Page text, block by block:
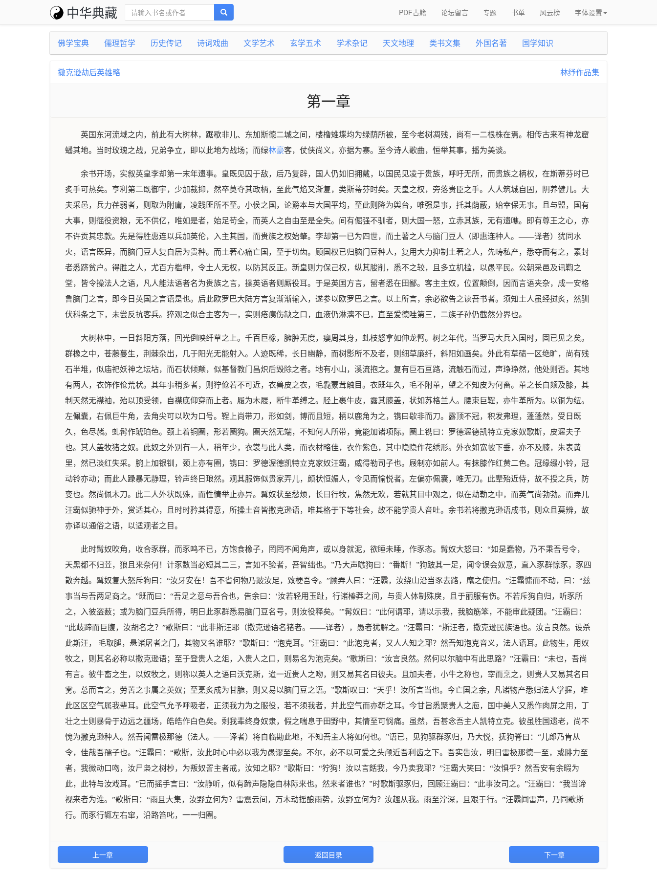
中华典藏 PDF古籍 论坛留言 专题 书单 风云榜 字体设置
佛学宝典 儒理哲学 历史传记 诗词戏曲 文学艺术 玄学五术 学术杂记 天文地理 类书文集 外国名著 国学知识
撒克逊劫后英雄略 林纾作品集
第一章
英国东河流域之内，前此有大树林，踞歇非儿、东加斯德二城之间，楼橹雉堞均为绿荫所被，至今老树凋残，尚有一二根株在焉。相传古来有神龙窟
蟠其地。当时玫瑰之战，兄弟争立，即以此地为战场；而绿林豪客，仗侠尚义，亦据为寨。至今诗人歌曲，恒举其事，播为美谈。
余书开场，实叙英皇李却第一末年遗事。皇既见囚于敌，后乃复辟，国人仍如旧拥戴，以国民见凌于贵族，呼吁无所，而贵族之柄权，在斯蒂芬时已
炙手可热矣。亨利第二既御宇，少加裁抑，然卒莫夺其政柄，至此气焰又渐复，类斯蒂芬时矣。天皇之权，旁落贵臣之手。人人筑城自固，阴养健儿。大
夫采邑，兵力荏弱者，则取为附庸，凌践匪所不至。小侯之国，论爵本与大国平均，至此则降为舆台，唯强是事，托其荫蔽，始幸保无事。且与盟，国有
大事，则徭役资粮，无不供亿，唯如是者，始足苟全，而英人之自由至是全失。间有倔强不驯者，则大国一怒，立赤其族，无有遗噍。即有尊王之心，亦
不许贡其忠款。先是得胜惠连以兵加英伦，入主其国，而贵族之权始肇。李却第一已为四世，而土著之人与脑门豆人（即惠连种人。——译者）犹同水
火，语言既异，而脑门豆人复自居为贵种。而土著心痛亡国，至于切齿。顾国权已归脑门豆种人，复用大力抑制土著之人，先畴私产，悉夺而有之，素封
者悉跻贫户。得胜之人，尤百方槛柙，令土人无权，以防其反正。新皇则力保己权，纵其朘削，悉不之较，且多立机槛，以愚平民。公朝采邑及讯鞫之
堂，皆令操法人之语，凡人能法语者名为贵族之言，操英语者则厮役耳。于是英国方言，留者悉在田鄙。客主主奴，位置颠倒，因而言语夹杂，成一安格
鲁脑门之言，即今日英国之言语是也。后此欧罗巴大陆方言复渐渐输入，遂参以欧罗巴之言。以上所言，余必欲告之读吾书者。须知土人虽经挝炙，然驯
伏科条之下，未尝反抗客兵。猝观之似合主客为一，实则疮痍伤缺之口，血液仍淋漓不已，直至爱德哇第三，二族子孙仍截然分界也。
大树林中，一日斜阳方落，回光倒映纤草之上。千百巨橡，臃肿无度，瘿周其身，虬枝怒拿如伸龙臂。树之年代，当罗马大兵入国时，固已见之矣。
群橡之中，苍藤蔓生，荆棘杂出，几于阳光无能射入。人迹既稀，长日幽静，而树影所不及者，则细草廉纤，斜阳如画矣。外此有草碛一区绝旷，尚有残
石半堆，似庙祀妖神之坛坫，而石状倾颠，似基督教门昌炽后毁除之者。地有小山，溪流抱之。复有巨石亘路，流触石而过，声琤琤然，他处则否。其地
有两人，衣饰作伧荒状。其年事稍多者，则狞伧若不可近，衣兽皮之衣，毛毳蒙茸触目。衣既年久，毛不附革，望之不知皮为何畜。革之长自颏及膝，其
制天然无襟袖，殆以顶受领，自襟底仰穿而上者。履为木屐，断牛革缚之。胫上裹牛皮，露其膝盖，状如苏格兰人。腰束巨鞓，亦牛革所为。以铜为纽。
左佩囊，右佩巨牛角，去角尖可以吹为口号。鞓上尚带刀，形如剑，博而且短，柄以鹿角为之，镌曰歇非而刀。露顶不冠，积发弗理，蓬蓬然，受日既
久，色尽赭。虬髯作琥珀色。颈上着铜圈，形若圈狗。圈天然无端，不知何人所带，竟能加诸项际。圈上镌曰：罗德渥德凯特立克家奴歌斯，皮渥夫子
也。其人盖牧猪之奴。此奴之外别有一人，稍年少，衣裳与此人类，而衣材略佳，衣作紫色，其中隐隐作花绣形。外衣如宽帔下垂，亦不及膝，朱表黄
里，然已淡红失采。腕上加银钏，颈上亦有圈，镌曰：罗德渥德凯特立克家奴汪霸，威得勒司子也。屐制亦如前人。有抹膝作红黄二色。冠缘缀小铃，冠
动铃亦动；而此人躁暴无静理，铃声终日琅然。观其服饰似贵家弄儿，颜状恒媚人，令见而愉悦者。左偏亦佩囊，唯无刀。此辈殆近侍，故不授之兵，防
变也。然尚佩木刀。此二人外状既殊，而性情举止亦异。髯奴状至愁烦，长日行牧，焦然无欢，若就其目中观之，似在劫勒之中，而英气尚勃勃。而弄儿
汪霸似驰神于外，赏适其心，且时时矜其得意，所操土音皆撒克逊语，唯其格于下等社会，故不能学贵人音吐。余书若将撒克逊语成书，则众且莫辨，故
亦译以通俗之语，以适观者之目。
此时髯奴吹角，收合豕群，而豕鸣不已，方饱食橡子，罔罔不闻角声，或以身就泥，欲睡未睡，作豕态。髯奴大怒曰：“如是蠢物，乃不秉吾号令，
天黑都不归苙，狼且来奈何！计豕数当必短其二三，言如不验者，吾智绌也。”乃大声嗾狗曰：“番斯！”狗跛其一足，闻令误会奴意，直入豕群惊豕，豕四
散奔越。髯奴复大怒斥狗曰：“汝牙安在！吾不省何物乃跛汝足，致梗吾令。”顾弄人曰：“汪霸，汝绕山沿当豕去路，麾之使归。”汪霸慵而不动，曰：“兹
事当与吾两足商之。”既而曰：“吾足之意与吾合也，告余曰：‘汝若轻用玉趾，行诸榛莽之间，与贵人体制殊戾，且于丽服有伤。不若斥狗自归，听豕所
之，入彼盗薮；或为脑门豆兵所得，明日此豕群悉易脑门豆名号，则汝役释矣。’”髯奴曰：“此何谓耶，请以示我，我脑筋笨，不能审此疑团。”汪霸曰：
“此歧蹄而巨腹，汝胡名之？”歌斯曰：“此非斯汪耶（撒克逊语名猪者。——译者），愚者犹解之。”汪霸曰：“斯汪者，撒克逊民族语也。汝言良然。设杀
此斯汪， 毛取腿，悬诸屠者之门，其物又名谁耶？”歌斯曰：“泡克耳。”汪霸曰：“此泡克者，又人人知之耶？然吾知泡克音义，法人语耳。此物生，用奴
牧之，则其名必称以撒克逊语；至于登贵人之俎，入贵人之口，则易名为泡克矣。”歌斯曰：“汝言良然。然何以尔脑中有此思路？”汪霸曰：“未也，吾尚
有言。彼牛畜之生，以奴牧之，则称以英人之语曰沃克斯，迨一近贵人之吻，则又易其名曰彼夫。且加夫者，小牛之称也，宰而烹之，则贵人又易其名曰
雾。总而言之，劳苦之事属之英奴；至烹炙成为甘脆，则又易以脑门豆之语。”歌斯叹曰：“天乎！汝所言当也。今亡国之余，凡诸物产悉归法人掌握，唯
此区区空气属我辈耳。此空气允予呼吸者，正须我力为之服役，若不须我者，并此空气而亦靳之耳。今甘旨悉聚贵人之庖，国中美人又悉作肉屏之用，丁
壮之士则暴骨于边远之疆场，皓皓作白色矣。剩我辈终身奴隶，假之喘息于田野中，其情至可悯痛。虽然，吾甚念吾主人凯特立克。彼虽胜国遗老，尚不
愧为撒克逊种人。然吾闻雷极那德（法人。——译者）将自临勘此地，不知吾主人将如何也。”语已，见狗驱群豕归，乃大悦，抚狗脊曰：“儿郎乃肯从
令，佳哉吾孺子也。”汪霸曰：“歌斯，汝此时心中必以我为愚谬至矣。不尔，必不以可爱之头颅近吾利齿之下。吾实告汝，明日雷极那德一至，或腓力至
者，我微动口吻，汝尸枭之树杪，为叛奴詈主者戒，汝知之耶？”歌斯曰：“狞狗！汝以言餂我，今乃卖我耶？”汪霸大笑曰：“汝惧乎？然吾安有余暇为
此，此特与汝戏耳。”已而摇手言曰：“汝静听，似有蹄声隐隐自林际来也。然来者谁也？”时歌斯驱豕归，回顾汪霸曰：“此事汝司之。”汪霸曰：“我当谛
视来者为谁。”歌斯曰：“雨且大集，汝野立何为？雷震云间，万木动摇酿雨势，汝野立何为？汝趣从我。雨至泞深，且艰于行。”汪霸闻雷声，乃同歌斯
行。而豕行辄左右窜，沿路笞叱，一一归圈。
上一章 返回目录 下一章